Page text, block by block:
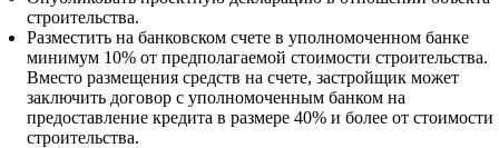
строительства.
Разместить на банковском счете в уполномоченном банке
минимум 10% от предполагаемой стоимости строительства.
Вместо размещения средств на счете, застройщик может
заключить договор с уполномоченным банком на
предоставление кредита в размере 40% и более от стоимости
строительства.